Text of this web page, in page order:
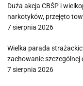
Duża akcja CBŚP i
narkotyków, przejęto
7 sierpnia 2026
Wielka parada
zachowanie szczególnej
7 sierpnia 2026